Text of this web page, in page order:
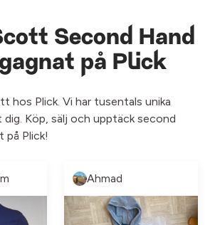
Second Hand
på Plick
hos Plick. Vi har tusentals unika
Köp, sälj och upptäck second
på Plick!
Ahmad